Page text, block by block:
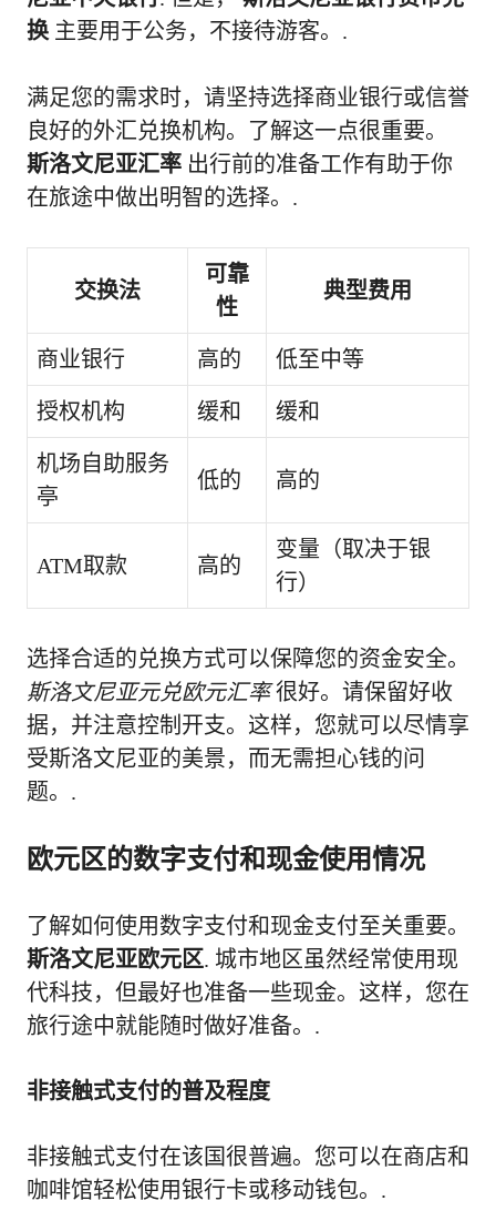
换 主要用于公务，不接待游客。.
满足您的需求时，请坚持选择商业银行或信誉
良好的外汇兑换机构。了解这一点很重要。
斯洛文尼亚汇率 出行前的准备工作有助于你
在旅途中做出明智的选择。.
交换法
可靠
性
典型费用
商业银行 高的 低至中等
授权机构 缓和 缓和
机场自助服务
亭
低的 高的
ATM取款 高的
变量（取决于银
行）
选择合适的兑换方式可以保障您的资金安全。
斯洛文尼亚元兑欧元汇率很好。请保留好收
据，并注意控制开支。这样，您就可以尽情享
受斯洛文尼亚的美景，而无需担心钱的问
题。.
欧元区的数字支付和现金使用情况
了解如何使用数字支付和现金支付至关重要。
斯洛文尼亚欧元区. 城市地区虽然经常使用现
代科技，但最好也准备一些现金。这样，您在
旅行途中就能随时做好准备。.
非接触式支付的普及程度
非接触式支付在该国很普遍。您可以在商店和
咖啡馆轻松使用银行卡或移动钱包。.